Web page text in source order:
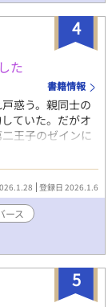
なファンタジー
と己の平穏のた
するべく堅実に
付いたら同級生
、悪魔召喚を企
すけど？！ 無事
俺は退場させて
退場して世界も
むんだ……！ 悪
(徐々にBLです。
ました。応援し
た。(2024年11
4
た
書籍情報
惑う。親同士の
ていた。だがオ
王子のゼインに
なったのだ。 昔
いゼインはハル
スから、冷酷な
それでも家のた
に愛し、尽くし
きからハルに冷
妃としての役割
ください」とゼ
とゼインに一蹴
登録日 2026.1.6
ース
5